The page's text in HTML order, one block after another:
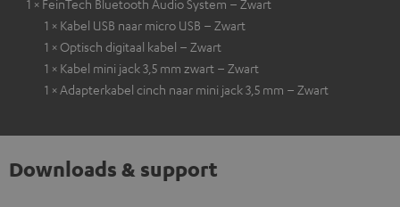
1 × FeinTech Bluetooth Audio System – Zwart
1 × Kabel USB naar micro USB – Zwart
1 × Optisch digitaal kabel – Zwart
1 × Kabel mini jack 3,5 mm zwart – Zwart
1 × Adapterkabel cinch naar mini jack 3,5 mm – Zwart
Downloads & support